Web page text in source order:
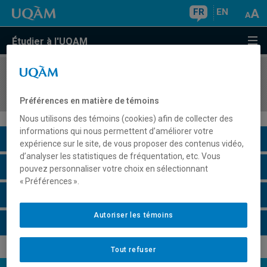
FR EN
Étudier à l'UQAM
COURS//
Description du cours
Horaire - Été 2026
Préférences en matière de témoins
Nous utilisons des témoins (cookies) afin de collecter des
informations qui nous permettent d’améliorer votre
expérience sur le site, de vous proposer des contenus vidéo,
d’analyser les statistiques de fréquentation, etc. Vous
pouvez personnaliser votre choix en sélectionnant
« Préférences ».
Tout refuser
Autoriser les témoins